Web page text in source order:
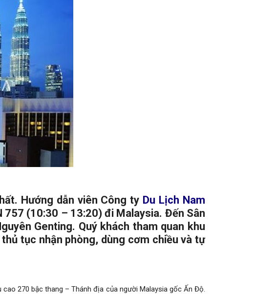
Hướng dẫn viên Công ty Du Lịch Nam
757 (10:30 – 13:20) đi Malaysia. Đến Sân
Genting. Quý khách tham quan khu
tục nhận phòng, dùng cơm chiều và tự
270 bậc thang – Thánh địa của người Malaysia gốc Ấn Độ.